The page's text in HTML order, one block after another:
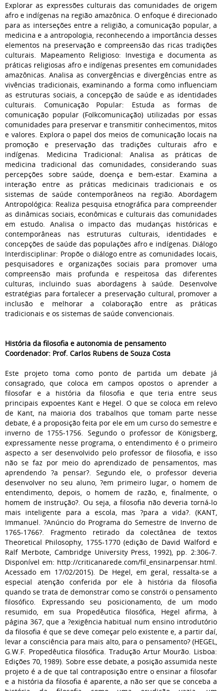
Explorar as expressões culturais das comunidades de origem
afro e indígenas na região amazônica. O enfoque é direcionado
para as interseções entre a religião, a comunicação popular, a
medicina e a antropologia, reconhecendo a importância desses
elementos na preservação e compreensão das ricas tradições
culturais. Mapeamento Religioso: Investiga e documenta as
práticas religiosas afro e indígenas presentes em comunidades
amazônicas. Analisa as convergências e divergências entre as
vivências tradicionais, examinando a forma como influenciam
as estruturas sociais, a concepção de saúde e as identidades
culturais. Comunicação Popular: Estuda as formas de
comunicação popular (Folkcomunicação) utilizadas por essas
comunidades para preservar e transmitir conhecimentos, mitos
e valores. Explora o papel dos meios de comunicação locais na
promoção e preservação das tradições culturais afro e
indígenas. Medicina Tradicional: Analisa as práticas de
medicina tradicional das comunidades, considerando suas
percepções sobre saúde, doença e bem-estar. Examina a
interação entre as práticas medicinais tradicionais e os
sistemas de saúde contemporâneos na região. Abordagem
Antropológica: Realiza pesquisa etnográfica para compreender
as dinâmicas sociais, econômicas e culturais das comunidades
em estudo. Analisa o impacto das mudanças históricas e
contemporâneas nas estruturas culturais, identidades e
concepções de saúde das populações afro e indígenas. Diálogo
Interdisciplinar: Propõe o diálogo entre as comunidades locais,
pesquisadores e organizações sociais para promover uma
compreensão mais profunda e respeitosa das diferentes
culturas, incluindo suas abordagens à saúde. Desenvolve
estratégias para fortalecer a preservação cultural, promover a
inclusão e melhorar a colaboração entre as práticas
tradicionais e os sistemas de saúde convencionais.
História da filosofia e autonomia de pensamento
Coordenador: Prof. Carlos Rubens de Souza Costa
Este projeto toma como ponto de partida um debate já
consagrado, que coloca em campos opostos o aprender a
filosofar e a história da filosofia e que teria entre seus
principais expoentes Kant e Hegel. O que se coloca em relevo
de Kant, na maioria dos trabalhos que tomam parte nesse
debate, é a proposição feita por ele em um curso do semestre e
inverno de 1755-1756. Segundo o professor de Königsberg,
expressamente nesse programa, o entendimento é o primeiro
aspecto a ser desenvolvido pelo professor de filosofia, e isso
não se faz por meio do aprendizado de pensamentos, mas
aprendendo ?a pensar?. Segundo ele, o professor deveria
desenvolver no seu aluno, ?em primeiro lugar, o homem de
entendimento, depois, o homem de razão, e, finalmente, o
homem de instrução?. Ou seja, a filosofia não deveria torná-lo
mais inteligente para a escola, mas ?para a vida?. (KANT,
Immanuel. ?Anúncio do Programa do Semestre de Inverno de
1765-1766?. Fragmento retirado da colectânea de textos
Theoretical Philosophy, 1755-1770 (edição de David Walford e
Ralf Merbote, Cambridge University Press, 1992), pp. 2:306-7.
Disponível em: http://criticanarede.com/fil_ensinarpensar.html.
Acessado em 17/02/2015). De Hegel, em geral, ressalta-se a
especial atenção conferida por ele à história da filosofia
quando se trata de demonstrar como se constrói o pensamento
filosófico. Expressando seu posicionamento, de um modo
resumido, em sua Propedêutica filosófica, Hegel afirma, à
página 367, que a ?exigência habitual num ensino introdutório
da filosofia é que se deve começar pelo existente e, a partir daí,
levar a consciência para mais alto, para o pensamento? (HEGEL,
G.W.F. Propedêutica filosófica. Tradução Artur Mourão. Lisboa:
Edições 70, 1989). Sobre esse debate, a posição assumida neste
projeto é a de que tal contraposição entre o ensinar a filosofar
e a história da filosofia é aparente, a não ser que se conceba a